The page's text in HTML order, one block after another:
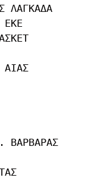
ΛΑΓΚΑΔΑ
ΕΚΕ
ΑΙΑΣ
ΒΑΡΒΑΡΑΣ